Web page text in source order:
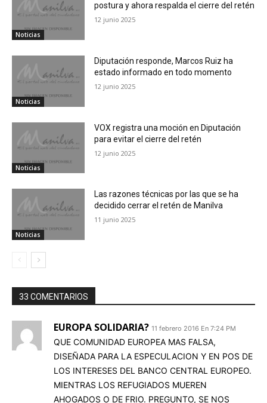
Noticias
postura y ahora respalda el cierre del retén
12 junio 2025
Noticias
Diputación responde, Marcos Ruiz ha
estado informado en todo momento
12 junio 2025
Noticias
VOX registra una moción en Diputación
para evitar el cierre del retén
12 junio 2025
Noticias
Las razones técnicas por las que se ha
decidido cerrar el retén de Manilva
11 junio 2025
33 COMENTARIOS
EUROPA SOLIDARIA? 11 febrero 2016 En 7:24 PM
QUE COMUNIDAD EUROPEA MAS FALSA,
DISEÑADA PARA LA ESPECULACION Y EN POS DE
LOS INTERESES DEL BANCO CENTRAL EUROPEO.
MIENTRAS LOS REFUGIADOS MUEREN
AHOGADOS O DE FRIO. PREGUNTO, SE NOS